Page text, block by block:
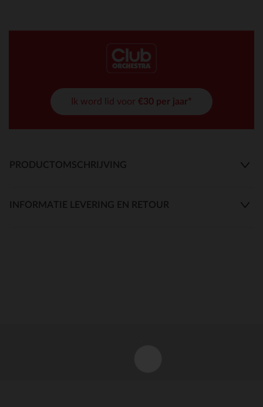
Ik word lid voor €30 per jaar*
PRODUCTOMSCHRIJVING
INFORMATIE LEVERING EN RETOUR